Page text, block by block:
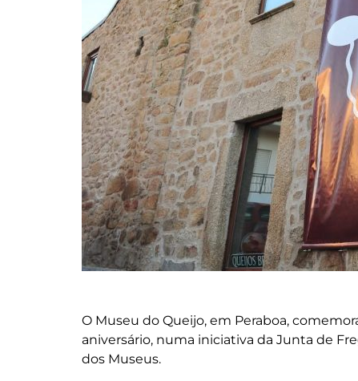
O Museu do Queijo, em Peraboa,
aniversário, numa iniciativa da Junta de
dos Museus.